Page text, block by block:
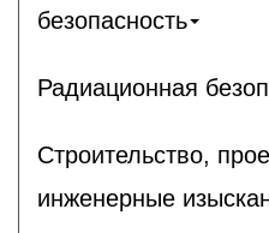
безопасность
Радиационная
Строительство,
инженерные